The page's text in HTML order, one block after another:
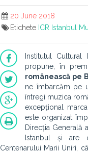
20 June 2018
Etichete ICR Istanbul
Institutul
propune, în
românească pe
ne îmbarcăm pe
întregi muzica
excepțional
este organizat
Direcția Generală
Istanbul și are
Centenarului Marii Uniri,